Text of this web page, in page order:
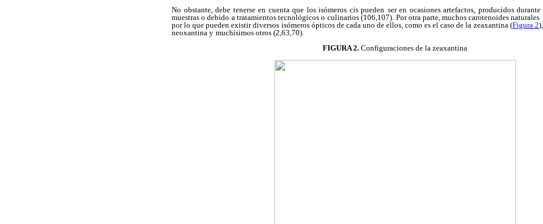
No obstante, debe tenerse en cuenta que los isómeros cis pueden ser en ocasiones artefactos, producidos
muestras o debido a tratamientos tecnológicos o culinarios (106,107). Por otra parte, muchos carotenoides naturales
por lo que pueden existir diversos isómeros ópticos de cada uno de ellos, como es el caso de la zeaxantina (Figura 2
neoxantina y muchísimos otros (2,63,70).
FIGURA 2. Configuraciones de la zeaxantina